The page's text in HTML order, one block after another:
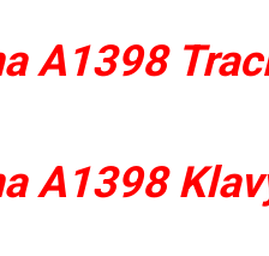
A1398
A1398